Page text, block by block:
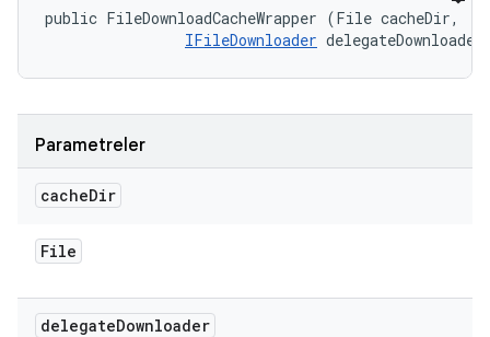
public FileDownloadCacheWrapper (File cacheDir,
IFileDownloader
Parametreler
cacheDir
File
delegateDownloader